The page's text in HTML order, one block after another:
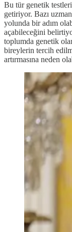
Bu tür genetik
getiriyor. Bazı
yolunda bir adım
açabileceğini
toplumda genetik
bireylerin tercih
artırmasına neden